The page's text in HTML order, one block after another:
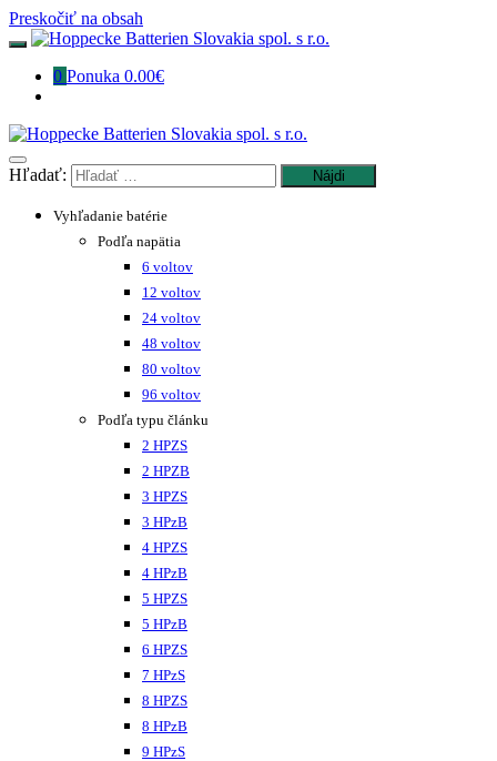
Preskočiť na obsah
0 Ponuka 0.00€
Hľadať:
Vyhľadanie batérie
Podľa napätia
6 voltov
12 voltov
24 voltov
48 voltov
80 voltov
96 voltov
Podľa typu článku
2 HPZS
2 HPZB
3 HPZS
3 HPzB
4 HPZS
4 HPzB
5 HPZS
5 HPzB
6 HPZS
7 HPzS
8 HPZS
8 HPzB
9 HPzS